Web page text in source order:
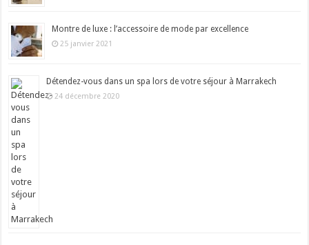
Montre de luxe : l’accessoire de mode par excellence
25 janvier 2021
Détendez-vous dans un spa lors de votre séjour à Marrakech
24 décembre 2020